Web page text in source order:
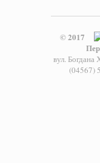
© 2017
вул. Богдана
(04567)